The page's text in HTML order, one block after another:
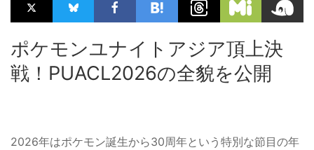
ポケモンユナイトアジア頂上決
戦！PUACL2026の全貌を公開
2026年はポケモン誕生から30周年という特別な節目の年